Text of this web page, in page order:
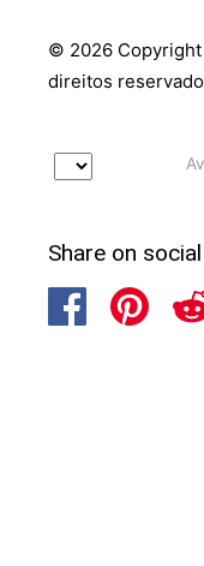
© 2026 Copyright
direitos
Share on social